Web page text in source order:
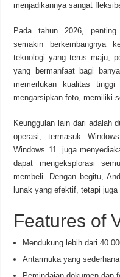
menjadikannya sangat
Pada tahun 2026,
semakin berkembangnya
teknologi yang terus maju,
yang bermanfaat bagi
memerlukan kualitas
mengarsipkan foto, memiliki
Keunggulan lain dari adalah
operasi, termasuk
Windows 11. juga
dapat mengeksplorasi
membeli. Dengan begitu,
lunak yang efektif, tetapi
Features of
Mendukung lebih dari
Antarmuka yang